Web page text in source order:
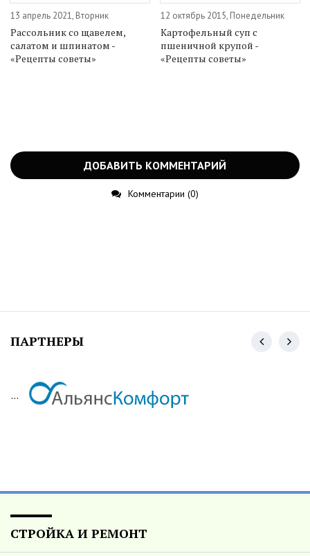
13 апрель 2021, Вторник
Рассольник со щавелем,
салатом и шпинатом -
«Рецепты советы»
12 октябрь 2015, Понедельник
Картофельный суп с
пшеничной крупой -
«Рецепты советы»
ДОБАВИТЬ КОММЕНТАРИЙ
Комментарии (0)
ПАРТНЕРЫ
...
СТРОЙКА И РЕМОНТ